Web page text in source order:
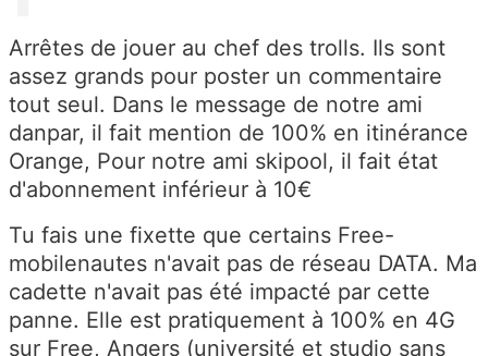
Arrêtes de jouer au chef des trolls. Ils sont
assez grands pour poster un commentaire
tout seul. Dans le message de notre ami
danpar, il fait mention de 100% en itinérance
Orange, Pour notre ami skipool, il fait état
d'abonnement inférieur à 10€
Tu fais une fixette que certains Free-
mobilenautes n'avait pas de réseau DATA. Ma
cadette n'avait pas été impacté par cette
panne. Elle est pratiquement à 100% en 4G
sur Free, Angers (université et studio sans